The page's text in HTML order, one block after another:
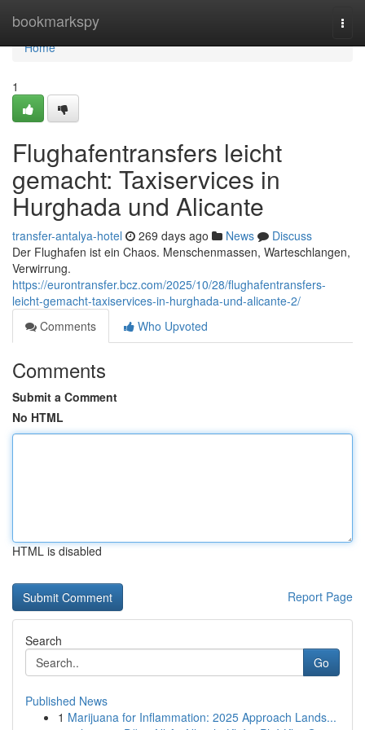
bookmarkspy
Home
Home
1
Flughafentransfers leicht
gemacht: Taxiservices in
Hurghada und Alicante
transfer-antalya-hotel 269 days ago News
Discuss
Der Flughafen ist ein Chaos. Menschenmassen, Warteschlangen,
Verwirrung.
https://eurontransfer.bcz.com/2025/10/28/flughafentransfers-
leicht-gemacht-taxiservices-in-hurghada-und-alicante-2/
Comments
Who Upvoted
Comments
Submit a Comment
No HTML
HTML is disabled
Report Page
Search
Go
Published News
1 Marijuana for Inflammation: 2025 Approach Lands...